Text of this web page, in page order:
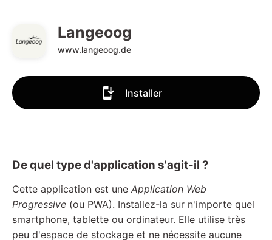
Langeoog
www.langeoog.de
Installer
De quel type d'application s'agit-il ?
Cette application est une Application Web
Progressive (ou PWA). Installez-la sur n'importe quel
smartphone, tablette ou ordinateur. Elle utilise très
peu d'espace de stockage et ne nécessite aucune